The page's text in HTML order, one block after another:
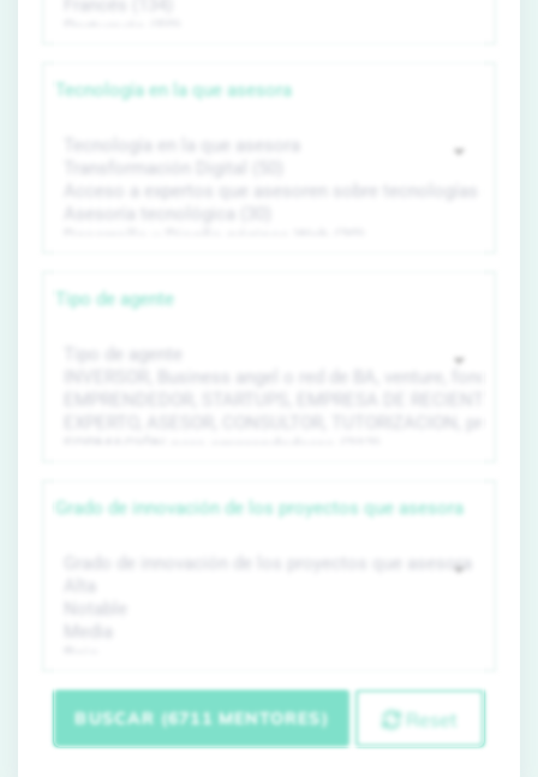
Tecnología en la que asesora
Tipo de agente
Grado de innovación de los proyectos que asesora
BUSCAR (6711 MENTORES) Reset